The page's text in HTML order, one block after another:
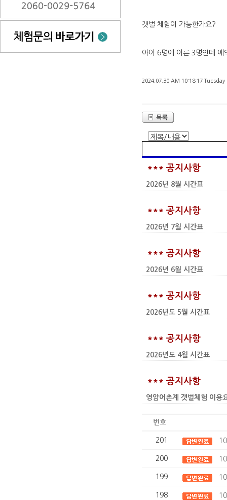
갯벌 체험이 가능한가요?
아이 6명에 어른 3명인데 예
2024.07.30 AM 10:18:17 Tuesday
*** 공지사항
2026년 8월 시간표
*** 공지사항
2026년 7월 시간표
*** 공지사항
2026년 6월 시간표
*** 공지사항
2026년도 5월 시간표
*** 공지사항
2026년도 4월 시간표
*** 공지사항
영암어촌계 갯벌체험 이
번호
201
200
199
198